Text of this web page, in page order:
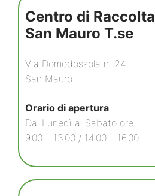
Centro di Raccolta
San Mauro T.se
Via Domodossola n. 24
San Mauro
Orario di apertura
Dal Lunedì al Sabato ore
9.00 – 13.00 / 14.00 – 16.00